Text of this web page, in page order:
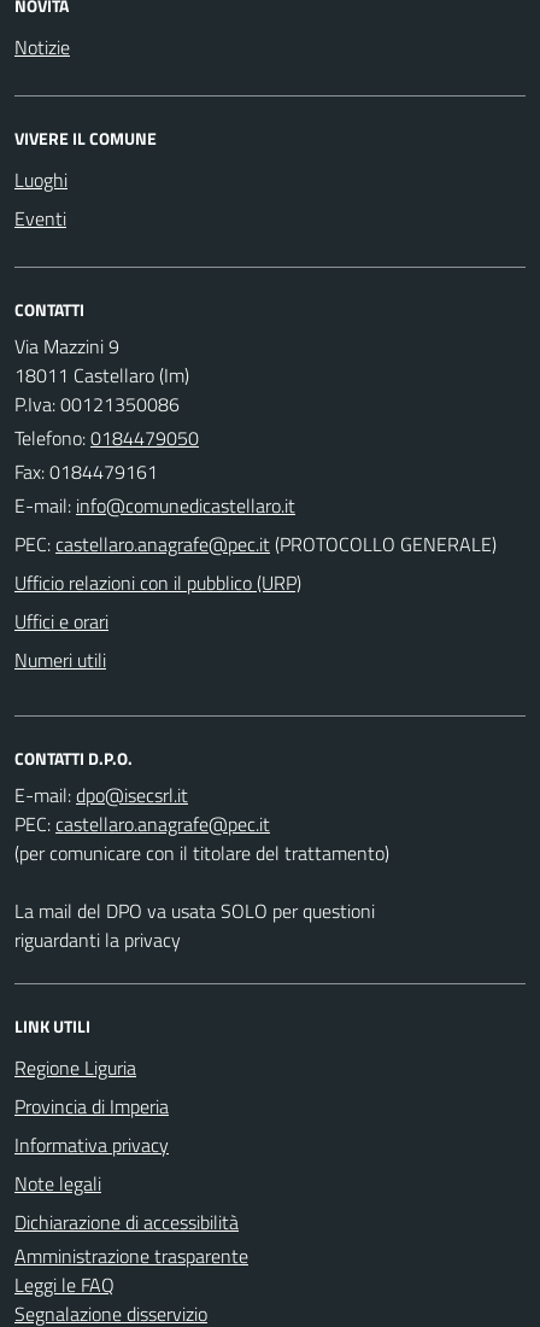
NOVITÀ
Notizie
VIVERE IL COMUNE
Luoghi
Eventi
CONTATTI
Via Mazzini 9
18011 Castellaro (Im)
P.Iva: 00121350086
Telefono:0184479050
Fax: 0184479161
E-mail:
PEC:
(PROTOCOLLO GENERALE)
Ufficio relazioni con il pubblico (URP)
Uffici e orari
Numeri utili
CONTATTI D.P.O.
E-mail:
PEC:
(per comunicare con il titolare del trattamento)
La mail del DPO va usata SOLO per questioni
riguardanti la privacy
LINK UTILI
Regione Liguria
Provincia di Imperia
Informativa privacy
Note legali
Dichiarazione di accessibilità
Amministrazione trasparente
Leggi le FAQ
Segnalazione disservizio